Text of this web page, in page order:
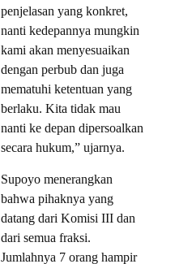
penjelasan yang konkret,
nanti kedepannya mungkin
kami akan menyesuaikan
dengan perbub dan juga
mematuhi ketentuan yang
berlaku. Kita tidak mau
nanti ke depan dipersoalkan
secara hukum,” ujarnya.
Supoyo menerangkan
bahwa pihaknya yang
datang dari Komisi III dan
dari semua fraksi.
Jumlahnya 7 orang hampir